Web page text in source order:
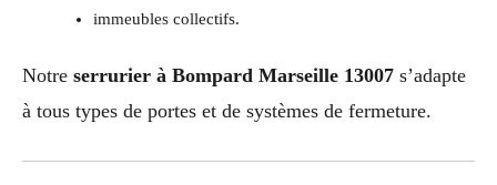
immeubles collectifs.
Notre serrurier à Bompard Marseille 13007 s’adapte
à tous types de portes et de systèmes de fermeture.